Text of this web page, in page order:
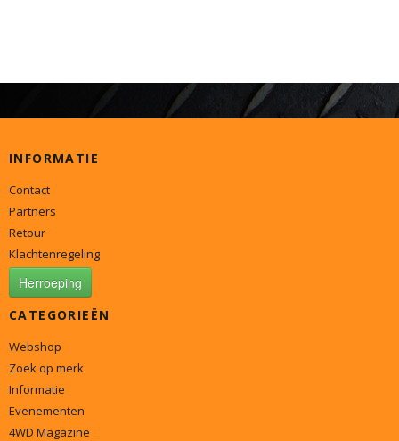
INFORMATIE
Contact
Partners
Retour
Klachtenregeling
Herroeping
CATEGORIEËN
Webshop
Zoek op merk
Informatie
Evenementen
4WD Magazine